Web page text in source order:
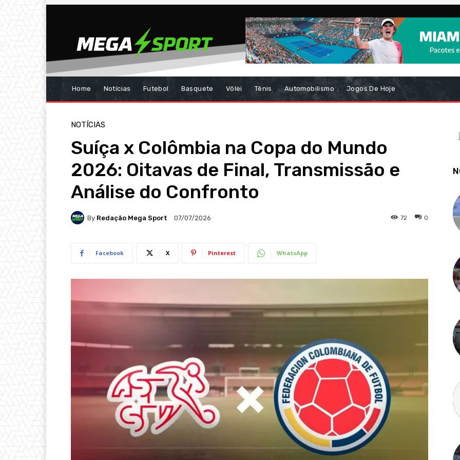
Home Notícias Futebol Basquete Vôlei Tênis Automobilismo Jogos De Hoje
NOTÍCIAS
Suíça x Colômbia na Copa do Mundo
2026: Oitavas de Final, Transmissão e
Análise do Confronto
By Redação Mega Sport 07/07/2026 0
72
Facebook X Pinterest WhatsApp